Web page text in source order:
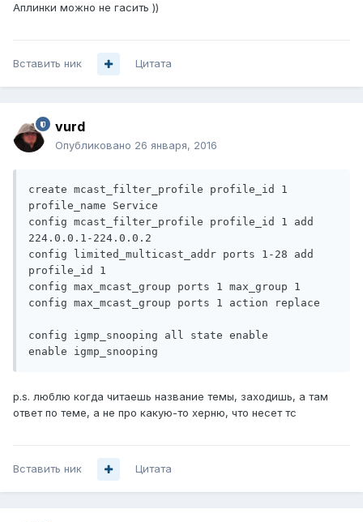
Аплинки можно не гасить ))
Вставить ник Цитата
vurd
Опубликовано 26 января, 2016
create mcast_filter_profile profile_id 1
profile_name Service
config mcast_filter_profile profile_id 1 add
224.0.0.1-224.0.0.2
config limited_multicast_addr ports 1-28 add
profile_id 1
config max_mcast_group ports 1 max_group 1
config max_mcast_group ports 1 action replace
config igmp_snooping all state enable
enable igmp_snooping
p.s. люблю когда читаешь название темы, заходишь, а там
ответ по теме, а не про какую-то херню, что несет тс
Вставить ник Цитата